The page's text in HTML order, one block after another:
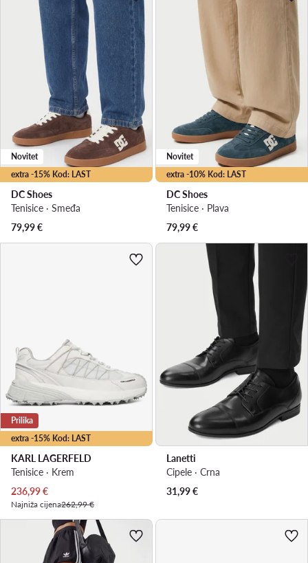
extra -15% Kod: LAST
Novitet
DC Shoes
Tenisice · Smeđa
79,99€
extra -10% Kod: LAST
Novitet
DC Shoes
Tenisice · Plava
79,99€
extra -15% Kod: LAST
Prilika
KARL LAGERFELD
Tenisice · Krem
Trenutna cijena
236,99€
Najniža cijena262,99 €
Lanetti
Cipele · Crna
31,99€